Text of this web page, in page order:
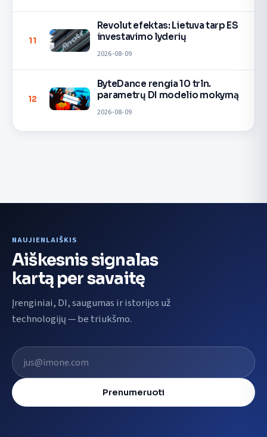
11
Revolut efektas: Lietuva tarp ES
investavimo lyderių
2026-08-09
12
ByteDance rengia 10 trln.
parametrų DI modelio mokymą
2026-08-09
NAUJIENLAIŠKIS
Aiškesnis signalas
kartą per savaitę
Įrenginiai, DI, saugumas ir istorijos už
technologijų — be triukšmo.
El. pašto adresas
Prenumeruoti